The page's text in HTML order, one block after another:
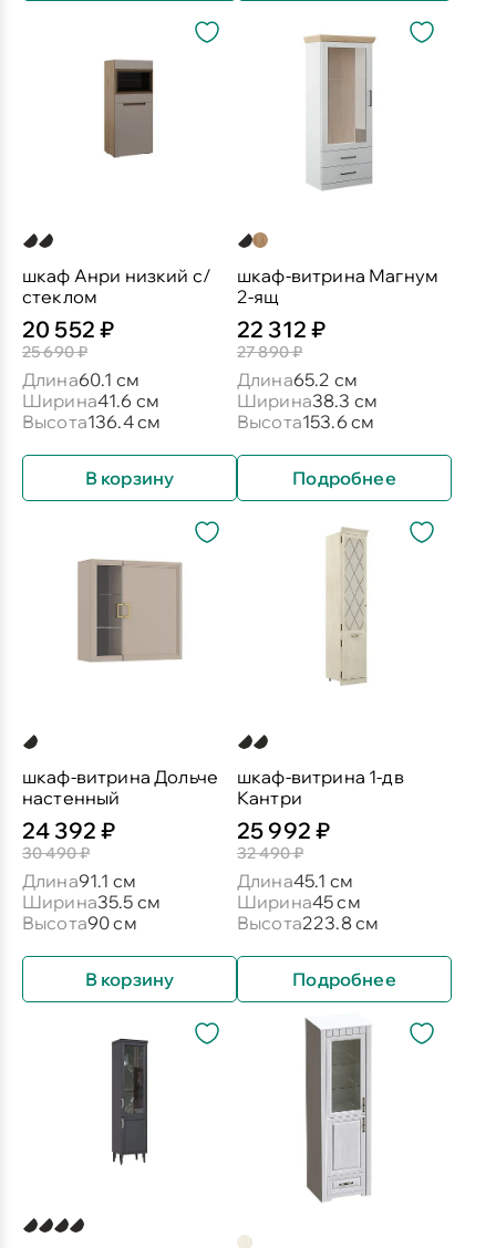
шкаф Анри низкий с/
стеклом
20 552 ₽
25 690 ₽
Длина60.1 см
Ширина41.6 см
Высота136.4 см
В корзину
шкаф-витрина Магнум
2-ящ
22 312 ₽
27 890 ₽
Длина65.2 см
Ширина38.3 см
Высота153.6 см
Подробнее
шкаф-витрина Дольче
настенный
24 392 ₽
30 490 ₽
Длина91.1 см
Ширина35.5 см
Высота90 см
В корзину
шкаф-витрина 1-дв
Кантри
25 992 ₽
32 490 ₽
Длина45.1 см
Ширина45 см
Высота223.8 см
Подробнее